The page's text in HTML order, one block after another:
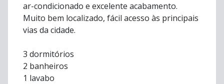
ar-condicionado e excelente acabamento.
Muito bem localizado, fácil acesso às principais
vias da cidade.
3 dormitórios
2 banheiros
1 lavabo